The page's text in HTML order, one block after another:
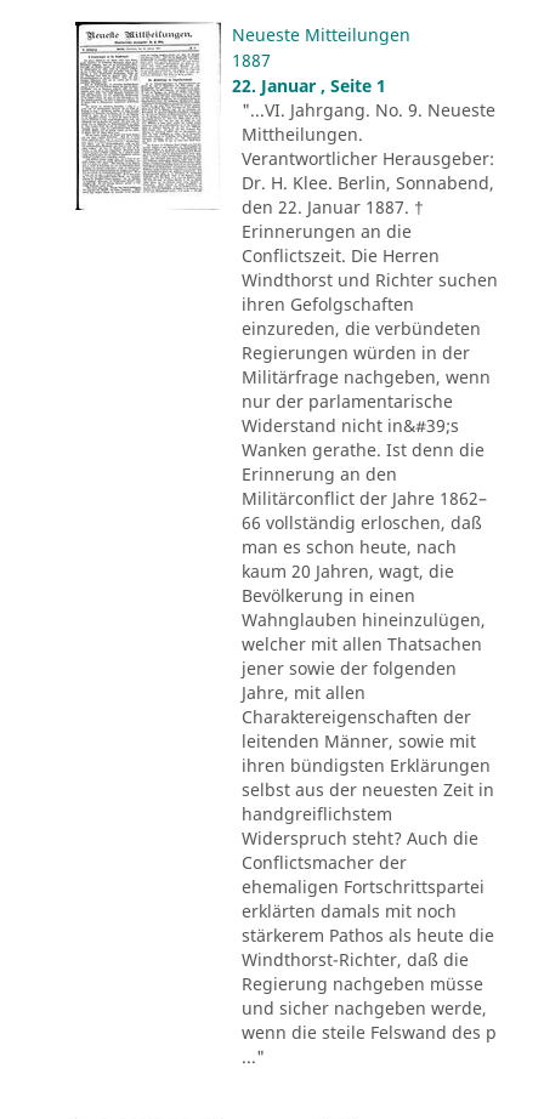
Neueste Mitteilungen
1887
22. Januar , Seite 1
"...VI. Jahrgang. No. 9. Neueste
Mittheilungen.
Verantwortlicher Herausgeber:
Dr. H. Klee. Berlin, Sonnabend,
den 22. Januar 1887. †
Erinnerungen an die
Conflictszeit. Die Herren
Windthorst und Richter suchen
ihren Gefolgschaften
einzureden, die verbündeten
Regierungen würden in der
Militärfrage nachgeben, wenn
nur der parlamentarische
Widerstand nicht in&#39;s
Wanken gerathe. Ist denn die
Erinnerung an den
Militärconflict der Jahre 1862–
66 vollständig erloschen, daß
man es schon heute, nach
kaum 20 Jahren, wagt, die
Bevölkerung in einen
Wahnglauben hineinzulügen,
welcher mit allen Thatsachen
jener sowie der folgenden
Jahre, mit allen
Charaktereigenschaften der
leitenden Männer, sowie mit
ihren bündigsten Erklärungen
selbst aus der neuesten Zeit in
handgreiflichstem
Widerspruch steht? Auch die
Conflictsmacher der
ehemaligen Fortschrittspartei
erklärten damals mit noch
stärkerem Pathos als heute die
Windthorst-Richter, daß die
Regierung nachgeben müsse
und sicher nachgeben werde,
wenn die steile Felswand des p
..."